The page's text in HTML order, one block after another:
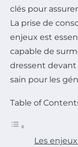
clés pour
La prise de
enjeux est
capable de
dressent
sain pour les
Table of
Les